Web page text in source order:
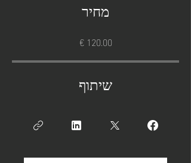
מחיר
שיתוף